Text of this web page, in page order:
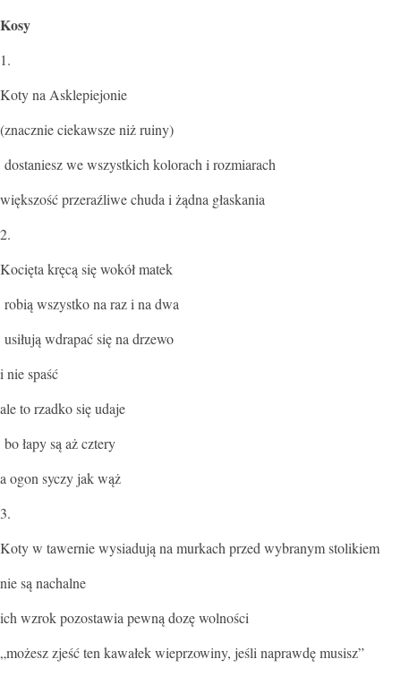
Kosy
1.
Koty na Asklepiejonie
(znacznie ciekawsze niż ruiny)
dostaniesz we wszystkich kolorach i rozmiarach
większość przeraźliwe chuda i żądna głaskania
2.
Kocięta kręcą się wokół matek
robią wszystko na raz i na dwa
usiłują wdrapać się na drzewo
i nie spaść
ale to rzadko się udaje
bo łapy są aż cztery
a ogon syczy jak wąż
3.
Koty w tawernie wysiadują na murkach przed wybranym stolikiem
nie są nachalne
ich wzrok pozostawia pewną dozę wolności
„możesz zjeść ten kawałek wieprzowiny, jeśli naprawdę musisz”